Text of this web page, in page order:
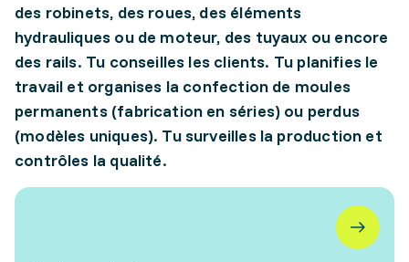
des robinets, des roues, des éléments
hydrauliques ou de moteur, des tuyaux ou encore
des rails. Tu conseilles les clients. Tu planifies le
travail et organises la confection de moules
permanents (fabrication en séries) ou perdus
(modèles uniques). Tu surveilles la production et
contrôles la qualité.